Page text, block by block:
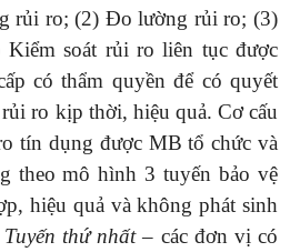
rủi ro; (2) Đo lường rủi ro; (3)
soát rủi ro liên tục được
có thẩm quyền để có quyết
ro kịp thời, hiệu quả. Cơ cấu
tín dụng được MB tổ chức và
theo mô hình 3 tuyến bảo vệ
hiệu quả và không phát sinh
Tuyến thứ nhất – các đơn vị có